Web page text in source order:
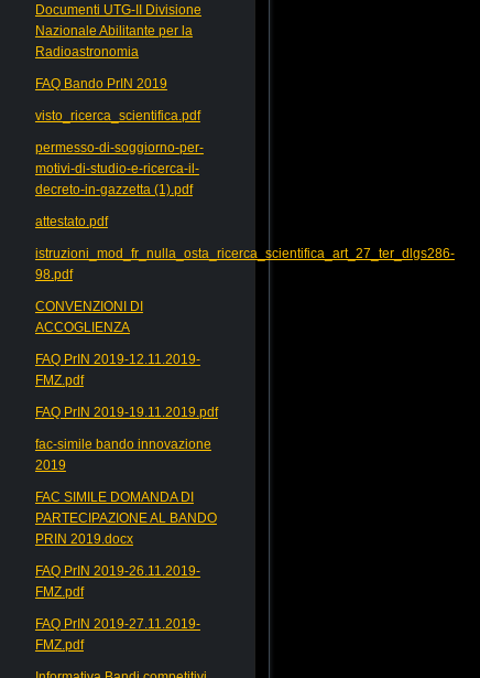
Documenti UTG-II Divisione
Nazionale Abilitante per la
Radioastronomia
FAQ Bando PrIN 2019
visto_ricerca_scientifica.pdf
permesso-di-soggiorno-per-
motivi-di-studio-e-ricerca-il-
decreto-in-gazzetta (1).pdf
attestato.pdf
istruzioni_mod_fr_nulla_osta_ricerca_scientifica_art_27_ter_dlgs286-
98.pdf
CONVENZIONI DI
ACCOGLIENZA
FAQ PrIN 2019-12.11.2019-
FMZ.pdf
FAQ PrIN 2019-19.11.2019.pdf
fac-simile bando innovazione
2019
FAC SIMILE DOMANDA DI
PARTECIPAZIONE AL BANDO
PRIN 2019.docx
FAQ PrIN 2019-26.11.2019-
FMZ.pdf
FAQ PrIN 2019-27.11.2019-
FMZ.pdf